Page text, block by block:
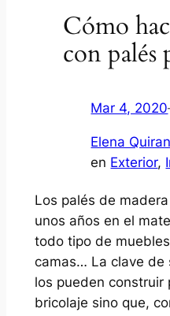
Cómo
con palés
Mar 4, 2020
Elena
en Exterior,
Los palés de
unos años en el
todo tipo de
camas… La clave de
los pueden construir
bricolaje sino que,